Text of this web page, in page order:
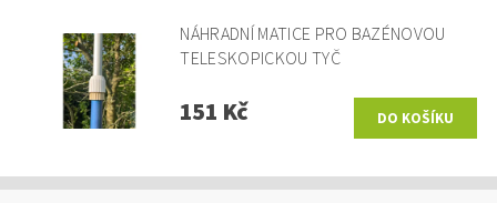
NÁHRADNÍ MATICE PRO BAZÉNOVOU
TELESKOPICKOU TYČ
151 Kč